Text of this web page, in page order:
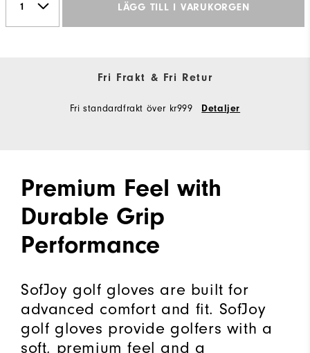
LÄGG TILL I VARUKORGEN
Fri Frakt & Fri Retur
Fri standardfrakt över kr999 Detaljer
Premium Feel with
Durable Grip
Performance
SofJoy golf gloves are built for
advanced comfort and fit. SofJoy
golf gloves provide golfers with a
soft, premium feel and a